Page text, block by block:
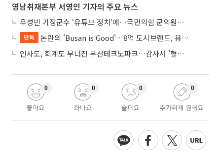
영남취재본부 서영인 기자의 주요 뉴스
우성빈 기장군수 ‘유튜브 정치’에…국민의힘 군의원들 집단 반발
단독
논란의 'Busan is Good'…8억 도시브랜드, 용산 대통령실 CI 업체가 수행
인사도, 회계도 무너진 부산테크노파크…감사서 '혈세 유용·인사 뒤집기' 적발
좋아요
0
화나요
0
슬퍼요
0
추가취재 원해요
0